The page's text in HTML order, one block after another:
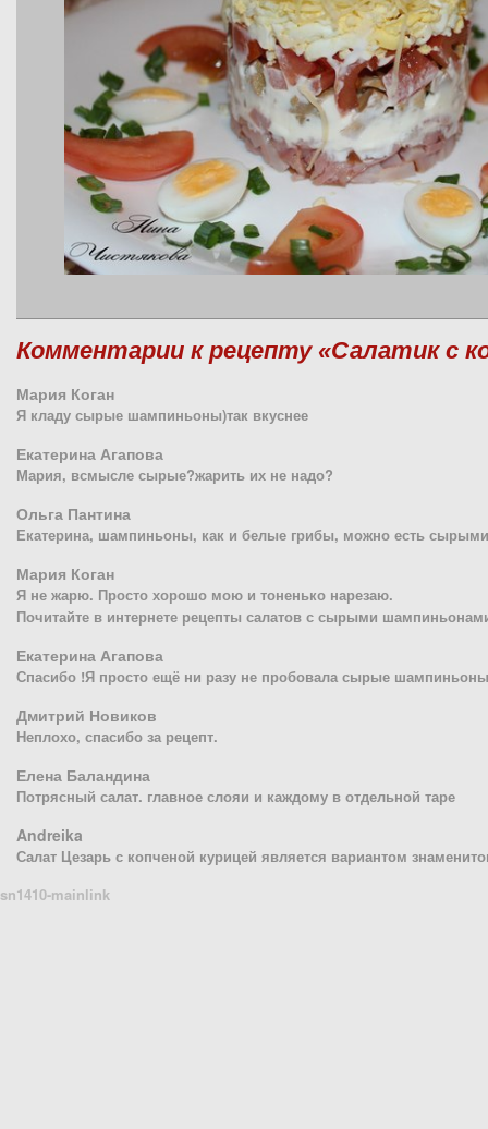
Комментарии к рецепту «Салатик с
Мария Коган
Я кладу сырые шампиньоны)так вкуснее
Екатерина Агапова
Мария, всмысле сырые?жарить их не надо?
Ольга Пантина
Екатерина, шампиньоны, как и белые грибы, можно есть
Мария Коган
Я не жарю. Просто хорошо мою и тоненько нарезаю.
Почитайте в интернете рецепты салатов с сырыми
Екатерина Агапова
Спасибо !Я просто ещё ни разу не пробовала сырые
Дмитрий Новиков
Неплохо, спасибо за рецепт.
Елена Баландина
Потрясный салат. главное слояи и каждому в отдельной таре
Andreika
Салат Цезарь с копченой курицей является вариантом
sn1410-mainlink